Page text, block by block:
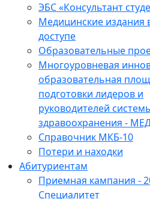
ЭБС «Консультант
Медицинские издания
доступе
Образовательные
Многоуровневая
образовательная
подготовки лидеров и
руководителей
здравоохранения -
Справочник МКБ-10
Потери и находки
Абитуриентам
Приемная кампания -
Специалитет